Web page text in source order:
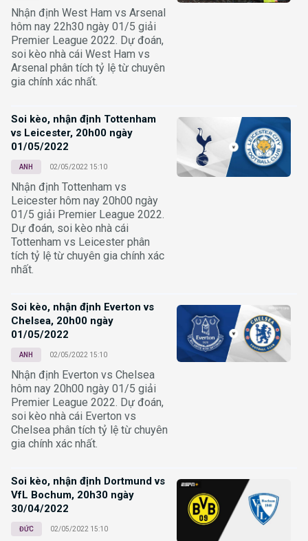
Nhận định West Ham vs Arsenal
hôm nay 22h30 ngày 01/5 giải
Premier League 2022. Dự đoán,
soi kèo nhà cái West Ham vs
Arsenal phân tích tỷ lệ từ chuyên
gia chính xác nhất.
Soi kèo, nhận định Tottenham
vs Leicester, 20h00 ngày
01/05/2022
ANH 02/05/2022 15:10
Nhận định Tottenham vs
Leicester hôm nay 20h00 ngày
01/5 giải Premier League 2022.
Dự đoán, soi kèo nhà cái
Tottenham vs Leicester phân
tích tỷ lệ từ chuyên gia chính xác
nhất.
Soi kèo, nhận định Everton vs
Chelsea, 20h00 ngày
01/05/2022
ANH 02/05/2022 15:10
Nhận định Everton vs Chelsea
hôm nay 20h00 ngày 01/5 giải
Premier League 2022. Dự đoán,
soi kèo nhà cái Everton vs
Chelsea phân tích tỷ lệ từ chuyên
gia chính xác nhất.
Soi kèo, nhận định Dortmund vs
VfL Bochum, 20h30 ngày
30/04/2022
ĐỨC 02/05/2022 15:10